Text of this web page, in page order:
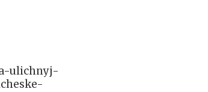
ulichnyj-